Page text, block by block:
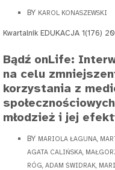
BY KAROL KONASZEWSKI
Kwartalnik EDUKACJA 1(176)
Bądź onLife:
na celu
korzystania z
młodzież i jej
BY MARIOLA ŁAGUNA,
AGATA CALIŃSKA,
RÓG, ADAM ŚWIDRAK,